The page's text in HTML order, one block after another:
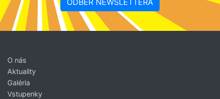
O nás
Aktuality
Galéria
Vstupenky